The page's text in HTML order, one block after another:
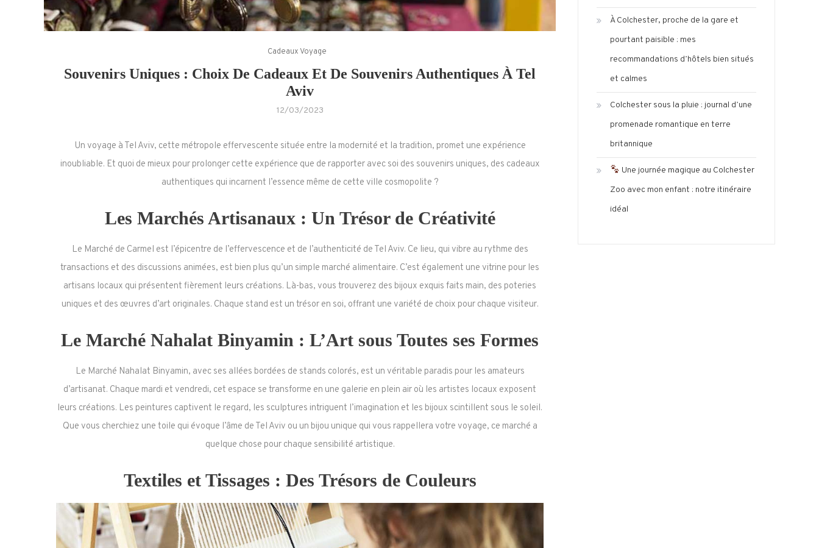
Cadeaux Voyage
Souvenirs Uniques : Choix De Cadeaux Et De Souvenirs Authentiques À Tel
Aviv
12/03/2023
Un voyage à Tel Aviv, cette métropole effervescente située entre la modernité et la tradition, promet une expérience
inoubliable. Et quoi de mieux pour prolonger cette expérience que de rapporter avec soi des souvenirs uniques, des cadeaux
authentiques qui incarnent l’essence même de cette ville cosmopolite ?
Les Marchés Artisanaux : Un Trésor de Créativité
Le Marché de Carmel est l’épicentre de l’effervescence et de l’authenticité de Tel Aviv. Ce lieu, qui vibre au rythme des
transactions et des discussions animées, est bien plus qu’un simple marché alimentaire. C’est également une vitrine pour les
artisans locaux qui présentent fièrement leurs créations. Là-bas, vous trouverez des bijoux exquis faits main, des poteries
uniques et des œuvres d’art originales. Chaque stand est un trésor en soi, offrant une variété de choix pour chaque visiteur.
Le Marché Nahalat Binyamin : L’Art sous Toutes ses Formes
Le Marché Nahalat Binyamin, avec ses allées bordées de stands colorés, est un véritable paradis pour les amateurs
d’artisanat. Chaque mardi et vendredi, cet espace se transforme en une galerie en plein air où les artistes locaux exposent
leurs créations. Les peintures captivent le regard, les sculptures intriguent l’imagination et les bijoux scintillent sous le soleil.
Que vous cherchiez une toile qui évoque l’âme de Tel Aviv ou un bijou unique qui vous rappellera votre voyage, ce marché a
quelque chose pour chaque sensibilité artistique.
Textiles et Tissages : Des Trésors de Couleurs
À Colchester, proche de la gare et
pourtant paisible : mes
recommandations d’hôtels bien situés
et calmes
Colchester sous la pluie : journal d’une
promenade romantique en terre
britannique
Une journée magique au Colchester
Zoo avec mon enfant : notre itinéraire
idéal